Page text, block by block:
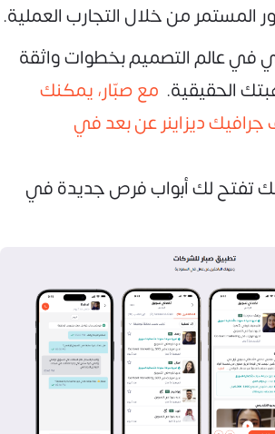
المستمر من خلال التجارب العملية.
في عالم التصميم بخطوات واثقة
الحقيقية. مع صبّار، يمكنك
ديزاينر عن بعد في
تفتح لك أبواب فرص جديدة في